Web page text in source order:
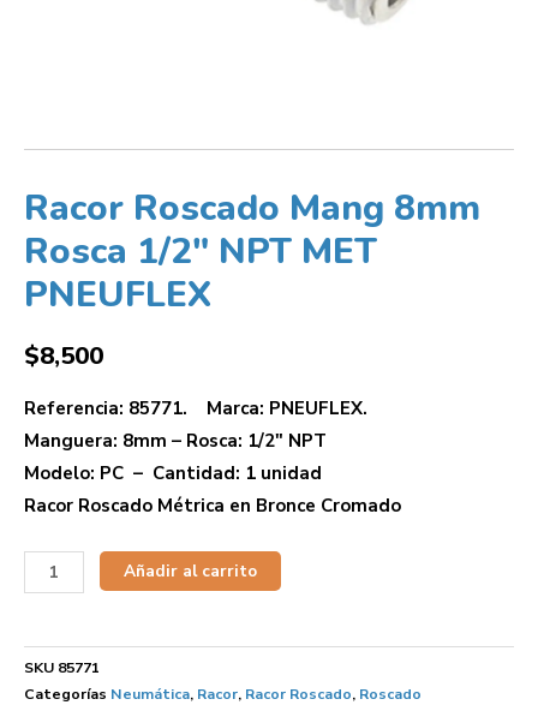
Racor Roscado Mang 8mm
Rosca 1/2″ NPT MET
PNEUFLEX
$8,500
Referencia: 85771. Marca: PNEUFLEX.
Manguera: 8mm – Rosca: 1/2″ NPT
Modelo: PC – Cantidad: 1 unidad
Racor Roscado Métrica en Bronce Cromado
Añadir al carrito
SKU 85771
Categorías Neumática, Racor, Racor Roscado, Roscado